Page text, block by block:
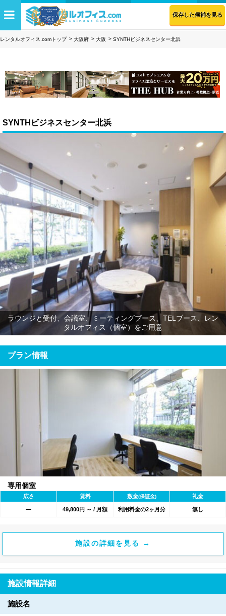
保存した候補を見る
レンタルオフィス.comトップ 大阪府 大阪 SYNTHビジネスセンター北浜
SYNTHビジネスセンター北浜
ラウンジと受付、会議室、ミーティングブース、TELブース、レン
タルオフィス（個室）をご用意
プラン情報
専用個室
広さ 賃料 敷金(保証金) 礼金
― 49,800円 ～ / 月額 利用料金の2ヶ月分 無し
施設の詳細を見る →
施設情報詳細
施設名